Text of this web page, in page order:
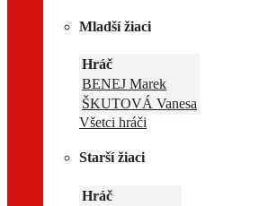
Mladší žiaci
Hráč
BENEJ Marek
ŠKUTOVÁ Vanesa
Všetci hráči
Starší žiaci
Hráč